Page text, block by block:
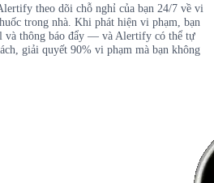
theo dõi chỗ nghỉ của bạn 24/7 về vi
trong nhà. Khi phát hiện vi phạm, bạn
và thông báo đẩy — và Alertify có thể tự
giải quyết 90% vi phạm mà bạn không